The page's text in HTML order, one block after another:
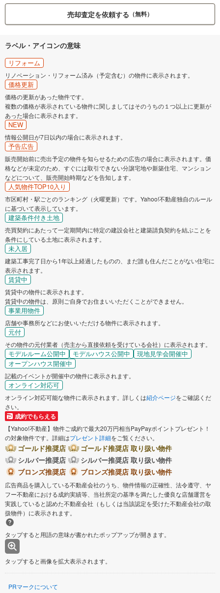
売却査定を依頼する （無料）
ラベル・アイコンの意味
リフォーム
リノベーション・リフォーム済み（予定含む）の物件に表示されます。
価格更新
価格の更新があった物件です。
複数の価格が表示されている物件に関しましてはそのうちの１つ以上に更新が
あった場合に表示されます。
NEW
情報公開日が7日以内の場合に表示されます。
予告広告
販売開始前に売出予定の物件を知らせるための広告の場合に表示されます。価
格などが未定のため、すぐには取引できない分譲宅地や新築住宅、マンション
などについて、販売開始時期などを告知します。
人気物件TOP10入り
市区町村・駅ごとのランキング（火曜更新）です。Yahoo!不動産独自のルール
に基づいて表示しています。
建築条件付き土地
売買契約にあたって一定期間内に特定の建設会社と建築請負契約を結ぶことを
条件にしている土地に表示されます。
未入居
建築工事完了日から1年以上経過したものの、まだ誰も住んだことがない住宅に
表示されます。
賃貸中
賃貸中の物件に表示されます。
賃貸中の物件は、原則ご自身でお住まいいただくことができません。
事業用物件
店舗や事務所などにお使いいただける物件に表示されます。
元付
その物件の元付業者（売主から直接依頼を受けている会社）に表示されます。
モデルルーム公開中 モデルハウス公開中
現地見学会開催中
オープンハウス開催中
記載のイベントが開催中の物件に表示されます。
オンライン対応可
オンライン対応可能な物件に表示されます。詳しくは紹介ページをご確認くだ
さい。
成約でもらえる
【Yahoo!不動産】物件ご成約で最大20万円相当PayPayポイントプレゼント！
の対象物件です。詳細はプレゼント詳細をご覧ください。
ゴールド推奨店
ゴールド推奨店 取り扱い物件
シルバー推奨店
シルバー推奨店 取り扱い物件
ブロンズ推奨店
ブロンズ推奨店 取り扱い物件
広告商品を購入している不動産会社のうち、物件情報の正確性、法令遵守、ヤ
フー不動産における成約実績等、当社所定の基準を満たした優良な店舗運営を
実践していると認めた不動産会社（もしくは当該認定を受けた不動産会社の取
扱物件）に表示されます。
タップすると用語の意味が書かれたポップアップが開きます。
タップすると画像を拡大表示されます。
PRマークについて